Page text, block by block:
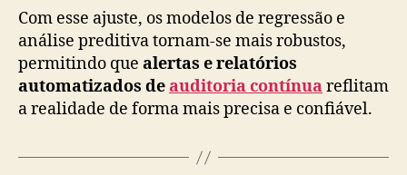
Com esse ajuste, os modelos de regressão e
análise preditiva tornam-se mais robustos,
permitindo que alertas e relatórios
automatizados de auditoria contínuareflitam
a realidade de forma mais precisa e confiável.